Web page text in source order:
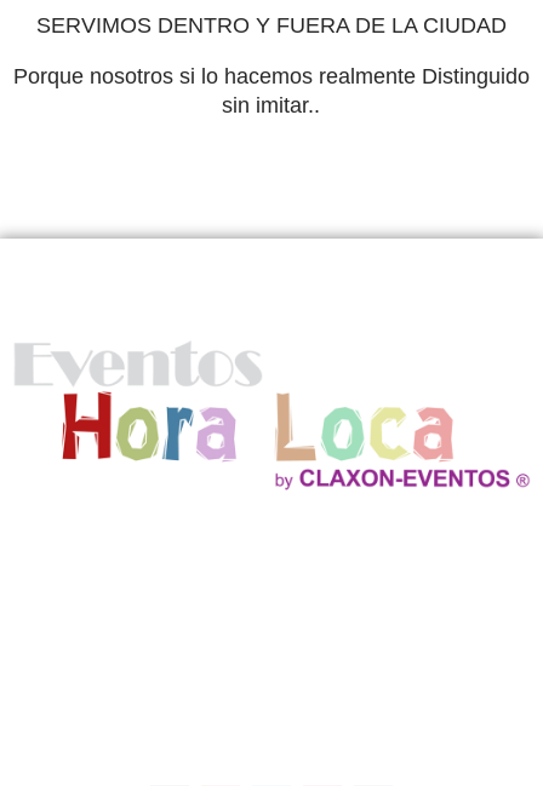
SERVIMOS DENTRO Y FUERA DE LA CIUDAD
Porque nosotros si lo hacemos realmente Distinguido
sin imitar..